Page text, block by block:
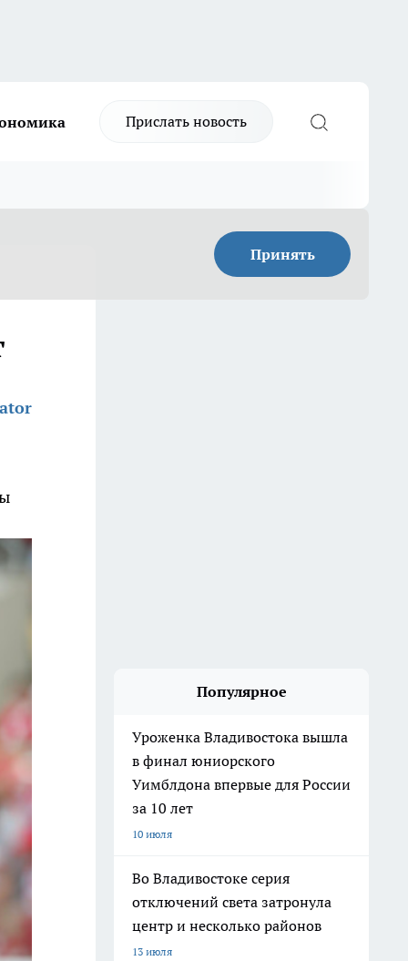
Прислать новость
Принять
Популярное
Уроженка Владивостока вышла
в финал юниорского
Уимблдона впервые для России
за 10 лет
10 июля
Во Владивостоке серия
отключений света затронула
центр и несколько районов
13 июля